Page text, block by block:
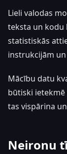
Lieli valodas
teksta un kodu
statistiskās
instrukcijām
Mācību datu
būtiski ietekmē
tas vispārina
Neironu